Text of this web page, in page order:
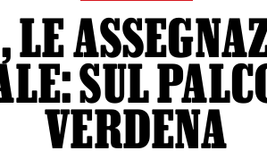
LE
SUL
VERDENA